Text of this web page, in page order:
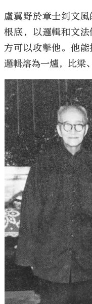
盧冀野於章士釗文
根底，以邏輯和文
方可以攻擊他。他
邏輯熔為一爐，比梁